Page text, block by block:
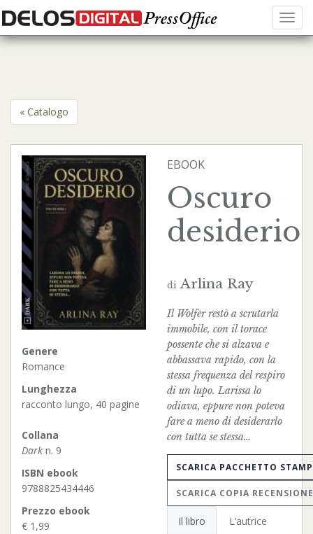
Menu
« Catalogo
Genere
Romance
Lunghezza
racconto lungo, 40 pagine
Collana
Dark n. 9
ISBN ebook
9788825434446
Prezzo ebook
€ 1,99
EBOOK
Oscuro
desiderio
di Arlina Ray
Il Wolfer restò a scrutarla
immobile, con il torace
possente che si alzava e
abbassava rapido, con la
stessa frequenza del respiro
di un lupo. Larissa lo
odiava, eppure non poteva
fare a meno di desiderarlo
con tutta se stessa…
SCARICA PACCHETTO
SCARICA COPIA RECENSIONE
Il libro L’autrice